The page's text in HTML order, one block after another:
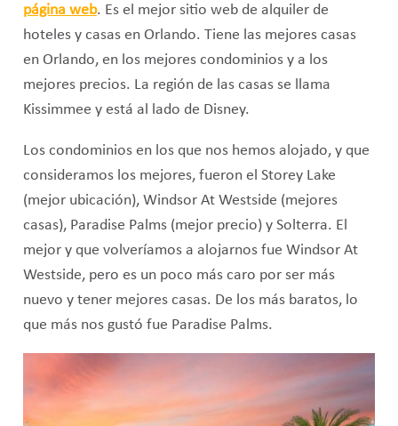
página web. Es el mejor sitio web de alquiler de
hoteles y casas en Orlando. Tiene las mejores casas
en Orlando, en los mejores condominios y a los
mejores precios. La región de las casas se llama
Kissimmee y está al lado de Disney.
Los condominios en los que nos hemos alojado, y que
consideramos los mejores, fueron el Storey Lake
(mejor ubicación), Windsor At Westside (mejores
casas), Paradise Palms (mejor precio) y Solterra. El
mejor y que volveríamos a alojarnos fue Windsor At
Westside, pero es un poco más caro por ser más
nuevo y tener mejores casas. De los más baratos, lo
que más nos gustó fue Paradise Palms.